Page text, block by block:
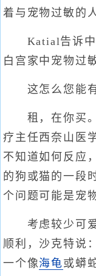
着与宠物过敏的
Katial告诉中
白宫家中宠物过
这怎么您能有
租，在你买。
疗主任西奈山医
不知道如何反应
的狗或猫的一段
个问题可能是宠
考虑较少可爱
顺利，沙克特说
一个像海龟或蟒